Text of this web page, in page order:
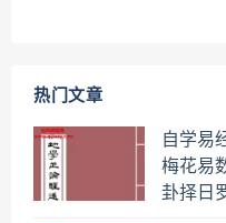
热门文章
自学易
梅花易
卦择日